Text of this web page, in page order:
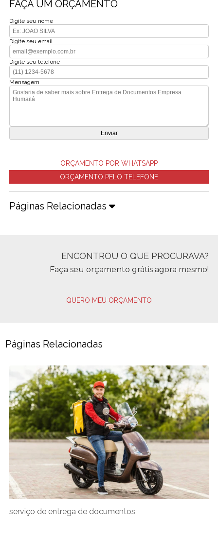
FAÇA UM ORÇAMENTO
Digite seu nome
Digite seu email
Digite seu telefone
Mensagem
ORÇAMENTO POR WHATSAPP
ORÇAMENTO PELO TELEFONE
Páginas Relacionadas
ENCONTROU O QUE PROCURAVA?
Faça seu orçamento grátis agora mesmo!
QUERO MEU ORÇAMENTO
Páginas Relacionadas
serviço de entrega de documentos